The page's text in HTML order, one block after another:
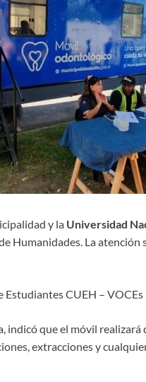
y la Universidad
Humanidades. La atención
CUEH –
indicó que el móvil
extracciones y